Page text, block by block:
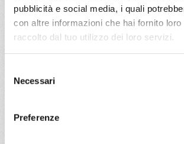
pubblicità e social media, i quali
con altre informazioni che hai fornito loro
raccolto dal tuo utilizzo dei loro servizi.
delNecessari
Preferenze
DETTAGLI
Nord Europa
daCopenhagen